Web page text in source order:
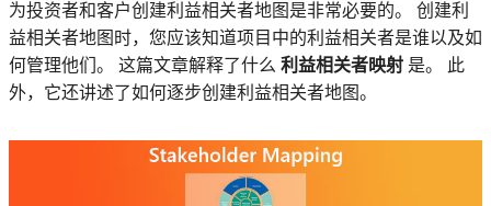
为投资者和客户创建利益相关者地图是非常必要的。 创建利
益相关者地图时，您应该知道项目中的利益相关者是谁以及如
何管理他们。 这篇文章解释了什么 利益相关者映射 是。 此
外，它还讲述了如何逐步创建利益相关者地图。